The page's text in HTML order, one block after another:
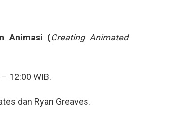
Animasi (Creating Animated
12:00 WIB.
dan Ryan Greaves.